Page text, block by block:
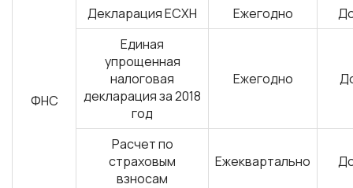
ФНС
Декларация ЕСХН Ежегодно
Единая
упрощенная
налоговая
декларация за 2018
год
Ежегодно
Расчет по
страховым
взносам
Ежеквартально